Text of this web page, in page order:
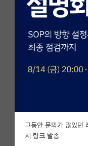
커뮤니티
커뮤니티 홈
전체글보기
베스트 게시판
자유 게시판(아무
미국 유학 게시판
그동안 문의가 많았던
시 링크 발송